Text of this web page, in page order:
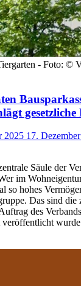
- Foto: ©
gesetzliche
2025 17.
Säule der
im
so hohes
Das sind die
des
veröffentlicht